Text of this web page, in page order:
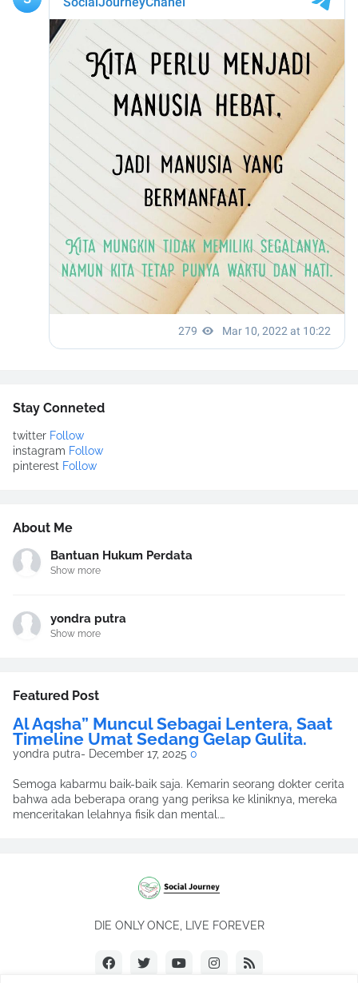
Stay Conneted
twitter Follow
instagram Follow
pinterest Follow
About Me
Bantuan Hukum Perdata
Show more
yondra putra
Show more
Featured Post
Al Aqsha” Muncul Sebagai Lentera, Saat
Timeline Umat Sedang Gelap Gulita.
yondra putra- December 17, 2025 0
Semoga kabarmu baik-baik saja. Kemarin seorang dokter cerita
bahwa ada beberapa orang yang periksa ke kliniknya, mereka
menceritakan lelahnya fisik dan mental.…
DIE ONLY ONCE, LIVE FOREVER